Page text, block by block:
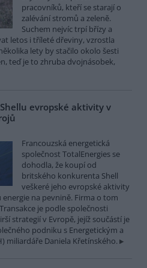
pracovníků, kteří se starají o
zalévání stromů a zeleně.
Suchem nejvíc trpí břízy a
letos i tříleté dřeviny, vzrostla
lety by stačilo okolo šesti
teď je to zhruba dvojnásobek,
evropské aktivity v
Francouzská energetická
společnost TotalEnergies se
dohodla, že koupí od
britského konkurenta Shell
veškeré jeho evropské aktivity
na pevnině. Firma o tom
je podle společnosti
strategií v Evropě, jejíž součástí je
podniku s Energetickým a
miliardáře Daniela Křetínského.